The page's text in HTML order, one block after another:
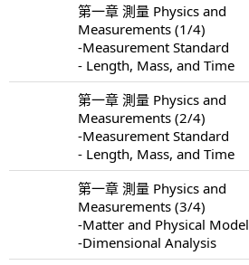
第一章 測量 Physics and
Measurements (1/4)
-Measurement Standard
- Length, Mass, and Time
第一章 測量 Physics and
Measurements (2/4)
-Measurement Standard
- Length, Mass, and Time
第一章 測量 Physics and
Measurements (3/4)
-Matter and Physical Model
-Dimensional Analysis